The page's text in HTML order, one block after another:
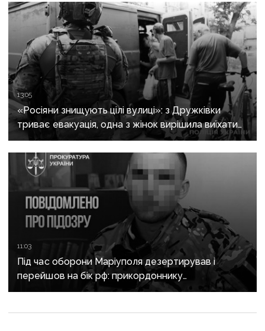
13:05
«Росіяни знищують цілі вулиці»: з Дружківки
триває евакуація, одна з жінок вирішила виїхати
після загибелі чоловіка
11:03
Під час оборони Маріуполя дезертирував і
перейшов на бік рф: прикордоннику
з «Азовсталі» повідомили про підозру